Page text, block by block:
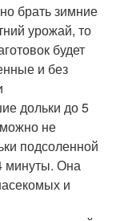
брать зимние
урожай, то
будет
и без
дольки до 5
не
подсоленной
минуты. Она
и